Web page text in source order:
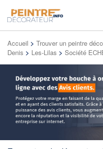
Accueil > Trouver un peintre
Denis > Les-Lilas > Société